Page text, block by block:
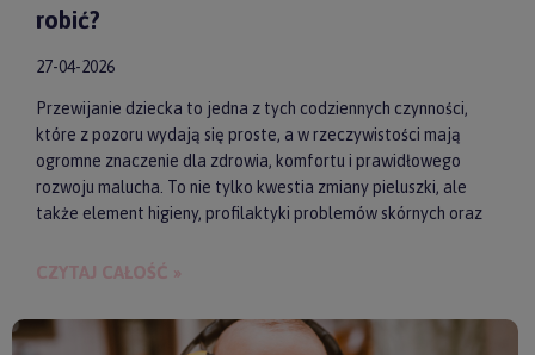
robić?
27-04-2026
Przewijanie dziecka to jedna z tych codziennych czynności,
które z pozoru wydają się proste, a w rzeczywistości mają
ogromne znaczenie dla zdrowia, komfortu i prawidłowego
rozwoju malucha. To nie tylko kwestia zmiany pieluszki, ale
także element higieny, profilaktyki problemów skórnych oraz
CZYTAJ CAŁOŚĆ »